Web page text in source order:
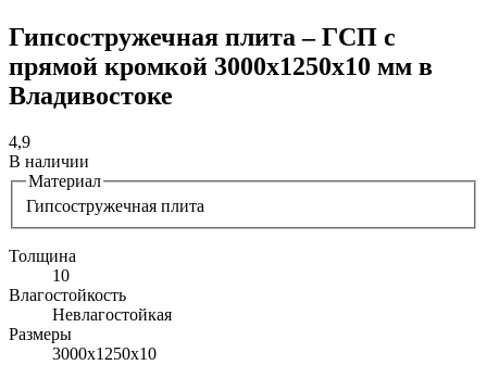
Гипсостружечная плита – ГСП с
прямой кромкой 3000х1250х10 мм в
Владивостоке
4,9
В наличии
Материал
Гипсостружечная плита
Толщина
10
Влагостойкость
Невлагостойкая
Размеры
3000х1250х10